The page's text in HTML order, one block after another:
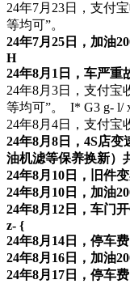
24年7月23日，支付
等均可”。
24年7月25日，加油
H
24年8月1日，车严重
24年8月3日，支付宝
等均可”。
I* G3 g- l/
24年8月4日，支付宝
24年8月8日，4S店
油机滤等保养换新）
24年8月10日，旧件变
24年8月10日，加油
24年8月12日，车门开
z- {
24年8月14日，停车费
24年8月16日，加油
24年8月17日，停车费